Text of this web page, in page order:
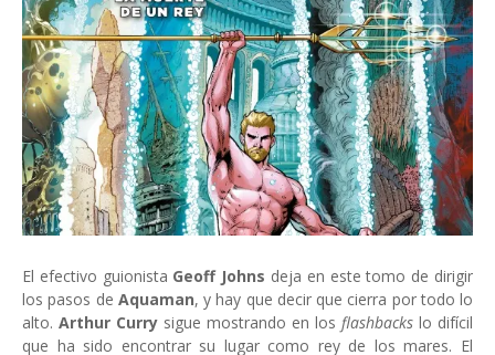
El efectivo guionista Geoff Johns deja en este tomo de dirigir
los pasos de Aquaman, y hay que decir que cierra por todo lo
alto. Arthur Curry sigue mostrando en los flashbacks lo difícil
que ha sido encontrar su lugar como rey de los mares. El